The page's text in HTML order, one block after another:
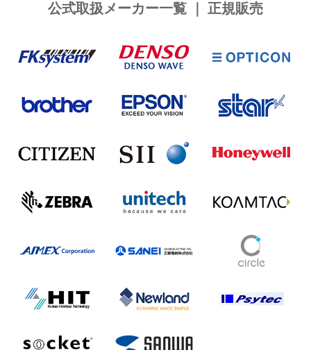
公式取扱メーカー一覧 ｜ 正規販売